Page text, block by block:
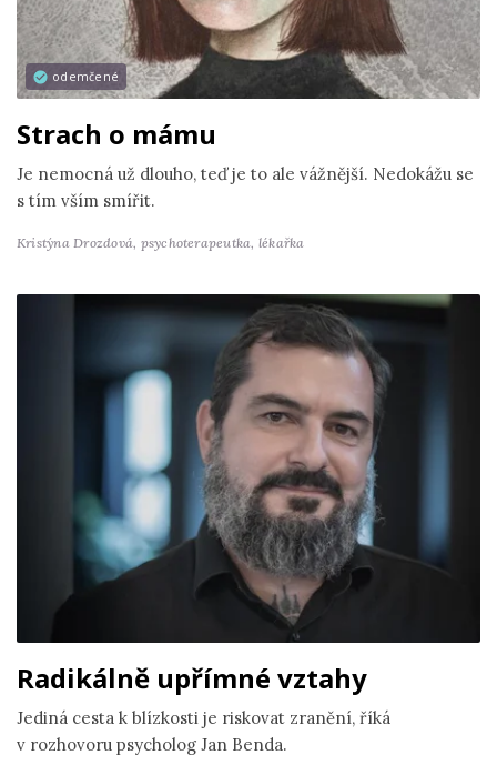
odemčené
Strach o mámu
Je nemocná už dlouho, teď je to ale vážnější. Nedokážu se
s tím vším smířit.
Kristýna Drozdová, psychoterapeutka, lékařka
Radikálně upřímné vztahy
Jediná cesta k blízkosti je riskovat zranění, říká
v rozhovoru psycholog Jan Benda.